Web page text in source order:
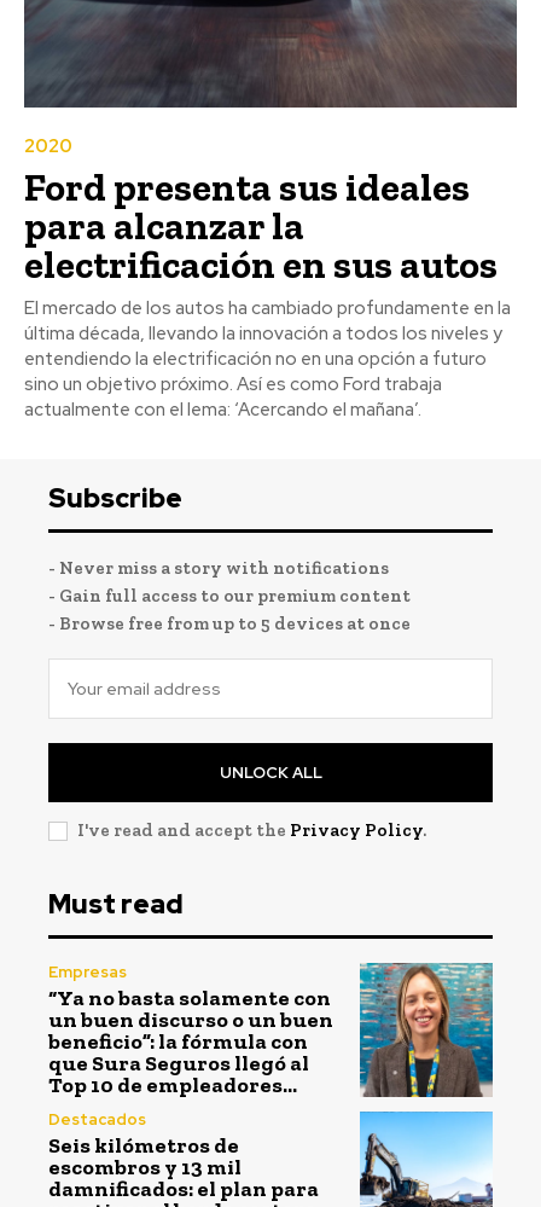
2020
Ford presenta sus ideales
para alcanzar la
electrificación en sus autos
El mercado de los autos ha cambiado profundamente en la
última década, llevando la innovación a todos los niveles y
entendiendo la electrificación no en una opción a futuro
sino un objetivo próximo. Así es como Ford trabaja
actualmente con el lema: ‘Acercando el mañana’.
Subscribe
- Never miss a story with notifications
- Gain full access to our premium content
- Browse free from up to 5 devices at once
UNLOCK ALL
I've read and accept the Privacy Policy.
Must read
Empresas
“Ya no basta solamente con
un buen discurso o un buen
beneficio”: la fórmula con
que Sura Seguros llegó al
Top 10 de empleadores...
Destacados
Seis kilómetros de
escombros y 13 mil
damnificados: el plan para